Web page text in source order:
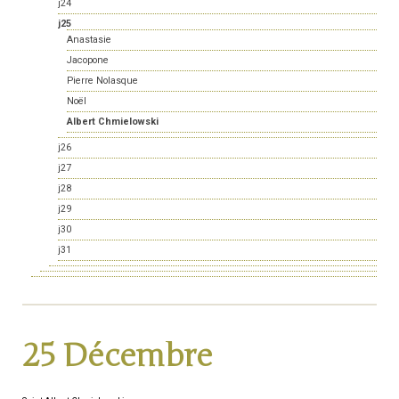
j24
j25
Anastasie
Jacopone
Pierre Nolasque
Noël
Albert Chmielowski
j26
j27
j28
j29
j30
j31
25 Décembre